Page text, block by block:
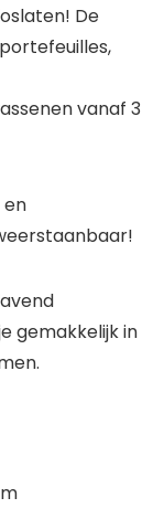
De
vanaf 3
gemakkelijk in